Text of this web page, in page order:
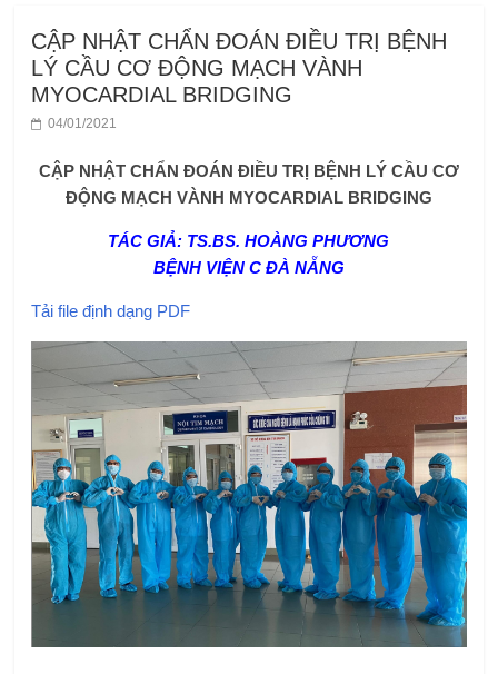
CẬP NHẬT CHẨN ĐOÁN ĐIỀU TRỊ BỆNH
LÝ CẦU CƠ ĐỘNG MẠCH VÀNH
MYOCARDIAL BRIDGING
04/01/2021
CẬP NHẬT CHẨN ĐOÁN ĐIỀU TRỊ BỆNH LÝ CẦU CƠ
ĐỘNG MẠCH VÀNH MYOCARDIAL BRIDGING
TÁC GIẢ: TS.BS. HOÀNG PHƯƠNG
BỆNH VIỆN C ĐÀ NẴNG
Tải file định dạng PDF